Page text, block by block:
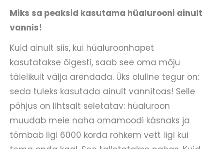
Miks sa peaksid kasutama hüalurooni ainult
vannis!
Kuid ainult siis, kui hüaluroonhapet
kasutatakse õigesti, saab see oma mõju
täielikult välja arendada. Üks oluline tegur on:
seda tuleks kasutada ainult vannitoas! Selle
põhjus on lihtsalt seletatav: hüaluroon
muudab meie naha omamoodi käsnaks ja
tõmbab ligi 6000 korda rohkem vett ligi kui